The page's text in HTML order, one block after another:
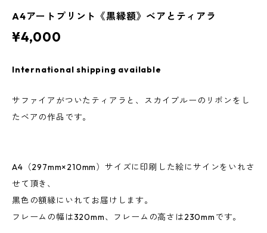
A4アートプリント《黒縁額》ベアとティアラ
¥4,000
International shipping available
サファイアがついたティアラと、スカイブルーのリボンをし
たベアの作品です。
A4（297mm×210mm）サイズに印刷した絵にサインをいれさ
せて頂き、
黒色の額縁にいれてお届けします。
フレームの幅は320mm、フレームの高さは230mmです。